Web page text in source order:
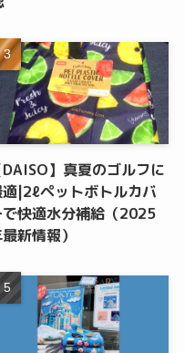
DAISO】真夏のゴルフに
適|2ℓペットボトルカバ
で快適水分補給（2025
新情報）